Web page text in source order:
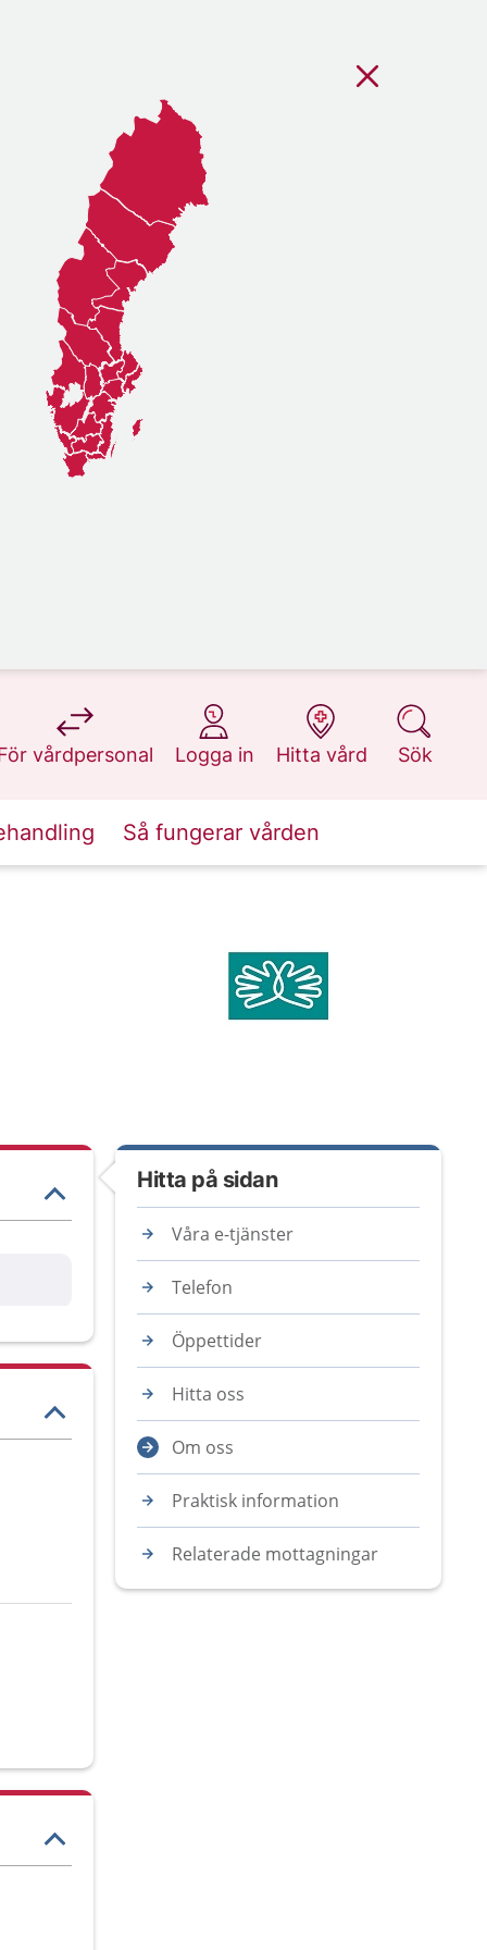
vårdpersonal
på 1177.se
Logga in
på 1177.se
Hitta vård
på 1177.se
Sök
på 1177.se
Så fungerar vården
Hitta på sidan
Våra e-tjänster
Telefon
Öppettider
Hitta oss
Om oss
Praktisk information
Relaterade mottagningar